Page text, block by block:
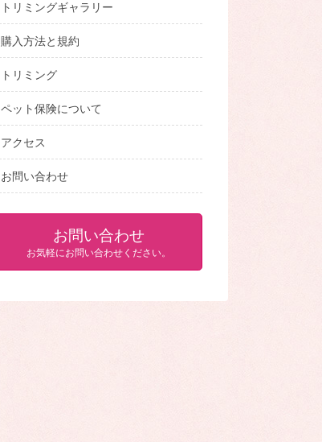
トリミングギャラリー
購入方法と規約
トリミング
ペット保険について
アクセス
お問い合わせ
お問い合わせ
お気軽にお問い合わせください。